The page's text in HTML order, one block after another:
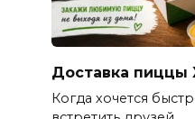
Доставка пиццы
Когда хочется